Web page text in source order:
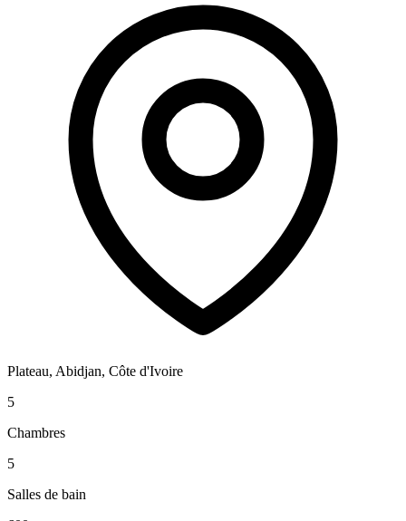
Plateau, Abidjan, Côte d'Ivoire
5
Chambres
5
Salles de bain